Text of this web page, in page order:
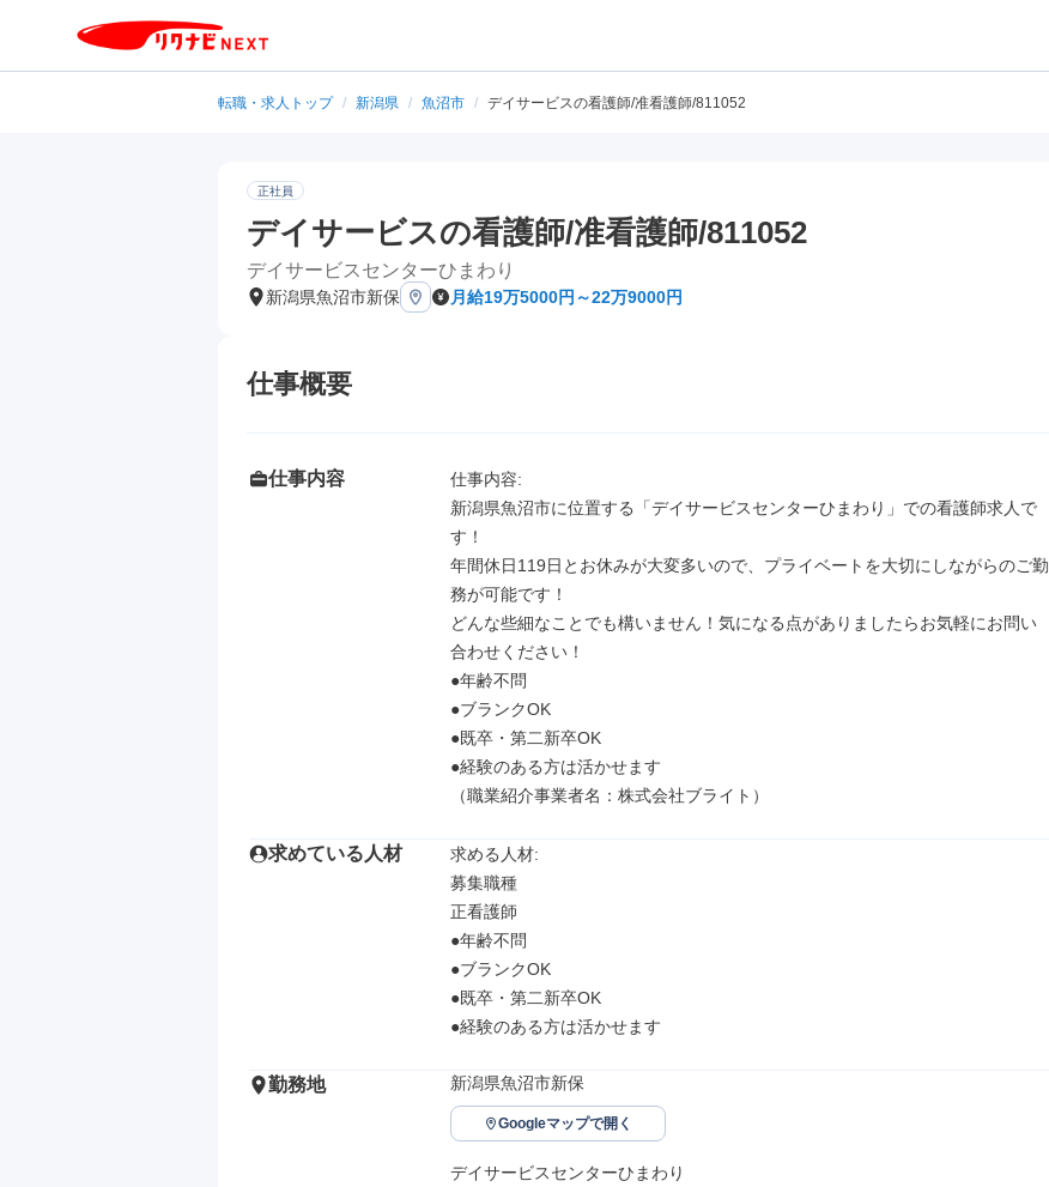
転職・求人トップ / 新潟県 / 魚沼市 / デイサービスの看護師/准看護師/811052
正社員
デイサービスの看護師/准看護師/811052
デイサービスセンターひまわり
新潟県魚沼市新保 月給19万5000円～22万9000円
仕事概要
仕事内容
仕事内容:
新潟県魚沼市に位置する「デイサービスセンターひまわり」での看護師求人で
す！
年間休日119日とお休みが大変多いので、プライベートを大切にしながらのご勤
務が可能です！
どんな些細なことでも構いません！気になる点がありましたらお気軽にお問い
合わせください！
●年齢不問
●ブランクOK
●既卒・第二新卒OK
●経験のある方は活かせます
（職業紹介事業者名：株式会社ブライト）
求めている人材
求める人材:
募集職種
正看護師
●年齢不問
●ブランクOK
●既卒・第二新卒OK
●経験のある方は活かせます
勤務地 新潟県魚沼市新保
Googleマップで開く
デイサービスセンターひまわり